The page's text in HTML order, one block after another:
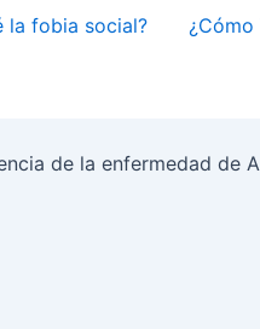
la fobia social? ¿Cómo
de la enfermedad de